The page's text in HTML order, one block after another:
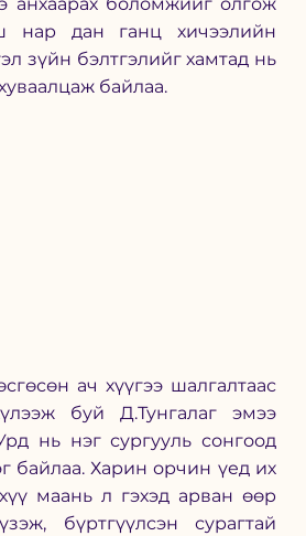
нар дан ганц хичээлийн
зүйн бэлтгэлийг хамтад нь
байлаа.
ач хүүгээ шалгалтаас
буй Д.Тунгалаг эмээ
нь нэг сургууль сонгоод
байлаа. Харин орчин үед их
маань л гэхэд арван өөр
бүртгүүлсэн сурагтай